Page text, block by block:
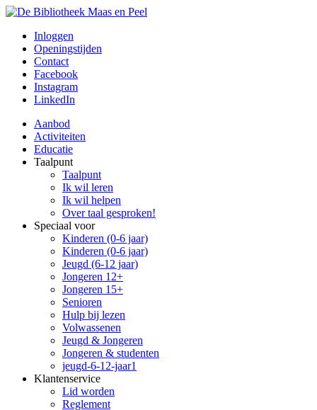
Inloggen
Openingstijden
Contact
Facebook
Instagram
LinkedIn
Aanbod
Activiteiten
Educatie
Taalpunt
Taalpunt
Ik wil leren
Ik wil helpen
Over taal gesproken!
Speciaal voor
Kinderen (0-6 jaar)
Kinderen (0-6 jaar)
Jeugd (6-12 jaar)
Jongeren 12+
Jongeren 15+
Senioren
Hulp bij lezen
Volwassenen
Jeugd & Jongeren
Jongeren & studenten
jeugd-6-12-jaar1
Klantenservice
Lid worden
Reglement